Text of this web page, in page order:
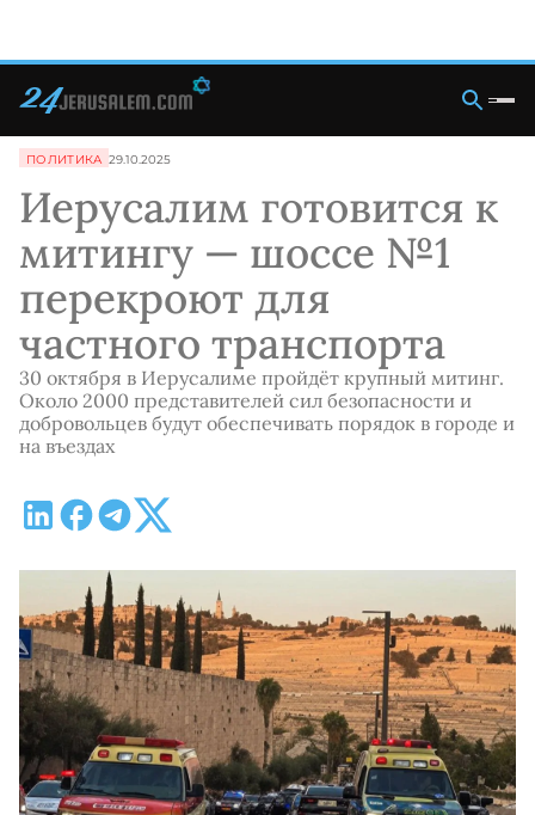
ПОЛИТИКА 29.10.2025
Иерусалим готовится к
митингу — шоссе №1
перекроют для
частного транспорта
30 октября в Иерусалиме пройдёт крупный митинг.
Около 2000 представителей сил безопасности и
добровольцев будут обеспечивать порядок в городе и
на въездах